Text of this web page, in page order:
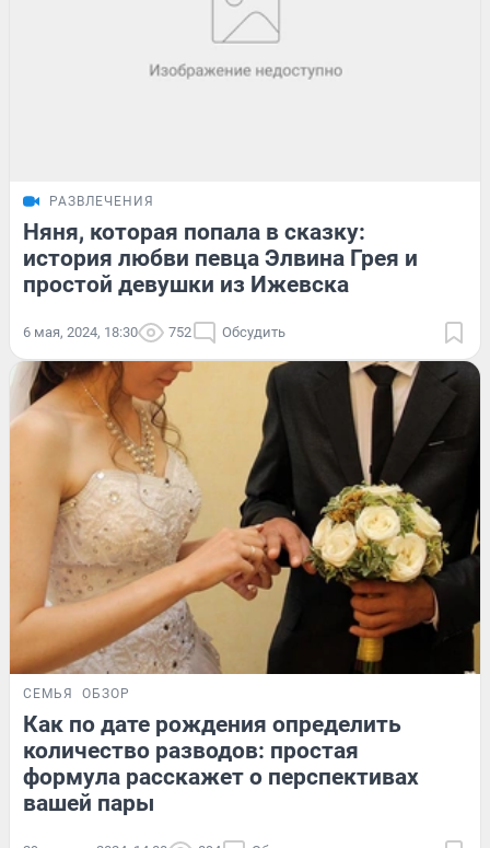
РАЗВЛЕЧЕНИЯ
Няня, которая попала в сказку:
история любви певца Элвина Грея и
простой девушки из Ижевска
6 мая, 2024, 18:30 752 Обсудить
СЕМЬЯ ОБЗОР
Как по дате рождения определить
количество разводов: простая
формула расскажет о перспективах
вашей пары